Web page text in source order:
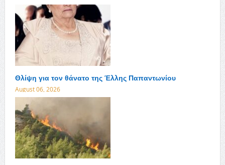
Θλίψη για τον θάνατο της Έλλης Παπαντωνίου
August 06, 2026